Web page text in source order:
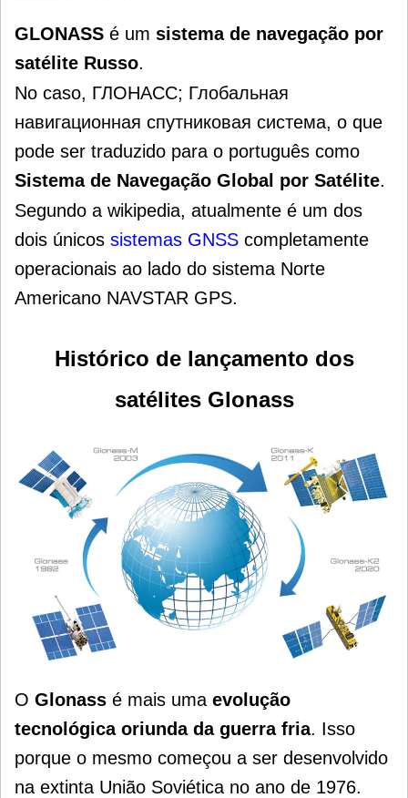
GLONASS é um sistema de navegação por
satélite Russo.
No caso, ГЛОНАСС; Глобальная
навигационная спутниковая система, o que
pode ser traduzido para o português como
Sistema de Navegação Global por Satélite.
Segundo a wikipedia, atualmente é um dos
dois únicos sistemas GNSS completamente
operacionais ao lado do sistema Norte
Americano NAVSTAR GPS.
Histórico de lançamento dos
satélites Glonass
O Glonass é mais uma evolução
tecnológica oriunda da guerra fria. Isso
porque o mesmo começou a ser desenvolvido
na extinta União Soviética no ano de 1976.